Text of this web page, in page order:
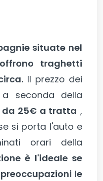
situate nel
traghetti
Il prezzo dei
seconda della
da 25€ a tratta ,
si porta l'auto e
orari della
è l'ideale se
le